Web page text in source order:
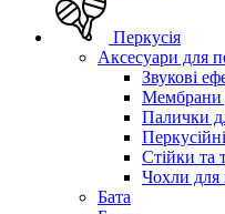
Перкусія
Аксесуари для
Звукові
Мембрани
Палички
Стійки та
Чохли для
Бата